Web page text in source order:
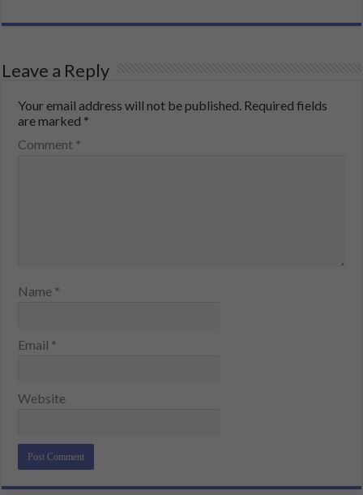
Leave a Reply
Your email address will not be published. Required fields
are marked *
Comment *
Name *
Email *
Website
Alternative: